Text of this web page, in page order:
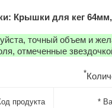
Крышки для кег 64мм,
точный объем и
отмеченные
*
продукта *